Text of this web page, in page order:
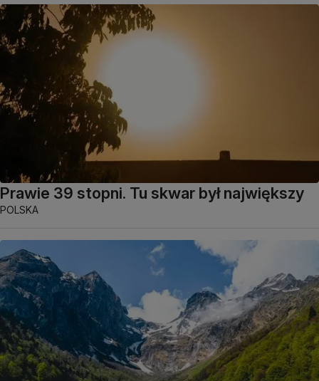
Prawie 39 stopni. Tu skwar był największy
POLSKA